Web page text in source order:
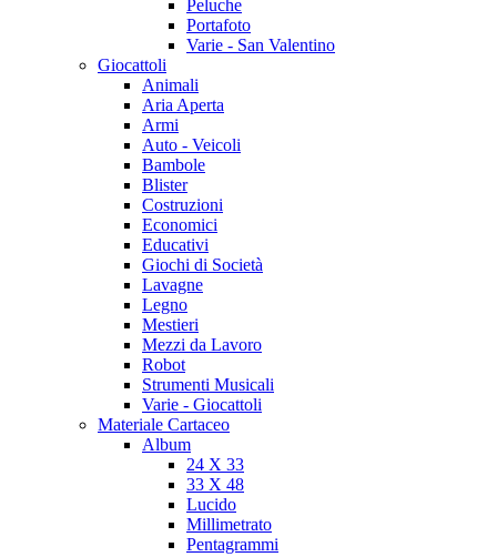
Peluche
Portafoto
Varie - San Valentino
Giocattoli
Animali
Aria Aperta
Armi
Auto - Veicoli
Bambole
Blister
Costruzioni
Economici
Educativi
Giochi di Società
Lavagne
Legno
Mestieri
Mezzi da Lavoro
Robot
Strumenti Musicali
Varie - Giocattoli
Materiale Cartaceo
Album
24 X 33
33 X 48
Lucido
Millimetrato
Pentagrammi